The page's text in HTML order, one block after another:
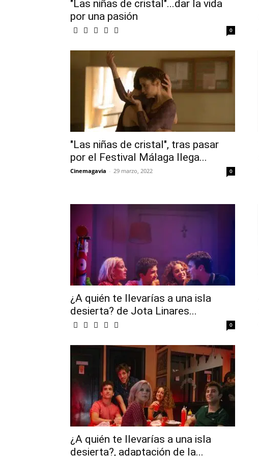
"Las niñas de cristal"...dar la vida
por una pasión
0
"Las niñas de cristal", tras pasar
por el Festival Málaga llega...
Cinemagavia - 29 marzo, 2022 0
¿A quién te llevarías a una isla
desierta? de Jota Linares...
0
¿A quién te llevarías a una isla
desierta?, adaptación de la...